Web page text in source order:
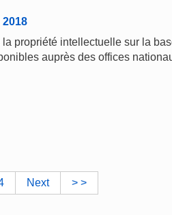
propriété intellectuelle sur la
auprès des offices
Next > >